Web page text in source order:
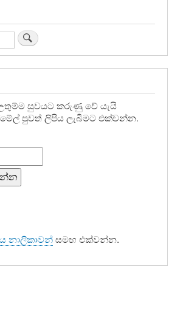
සුවයට කරුණු වේ යැයි
පුවත් ලිපිය ලැබීමට එක්වන්න.
නාලිකාවන්සමඟ එක්වන්න.